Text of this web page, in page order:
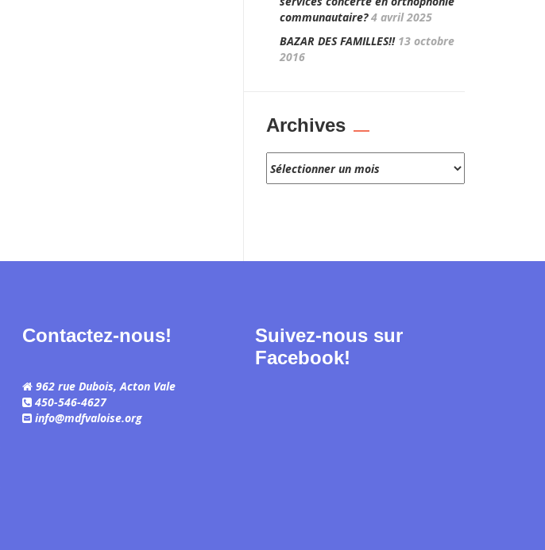
communautaire? 4 avril 2025
BAZAR DES FAMILLES!! 13 octobre
2016
Archives
Contactez-nous!
962 rue Dubois, Acton Vale
450-546-4627
info@mdfvaloise.org
Suivez-nous sur
Facebook!